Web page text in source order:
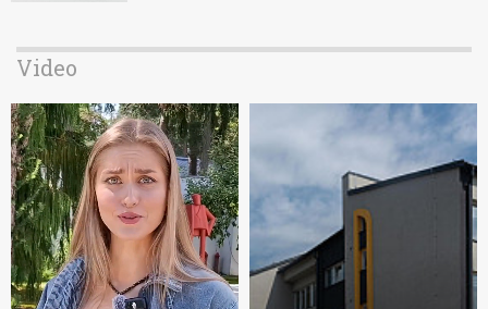
Video